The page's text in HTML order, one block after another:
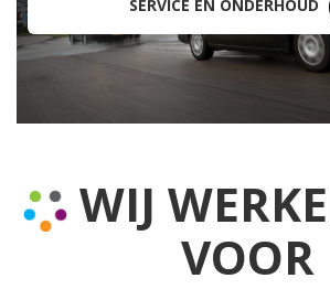
SERVICE EN ONDERHOUD
WIJ
VOOR